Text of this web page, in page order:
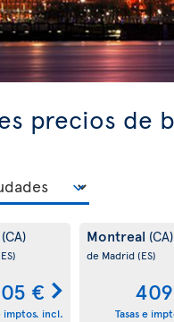
precios de
(CA)
€
imptos. incl.
Montreal (CA)
de Madrid(ES)
Tasas e